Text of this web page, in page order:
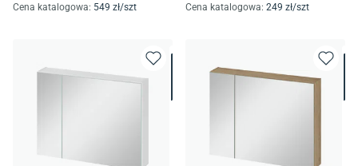
Cena katalogowa: 549 zł/szt Cena katalogowa: 249 zł/szt